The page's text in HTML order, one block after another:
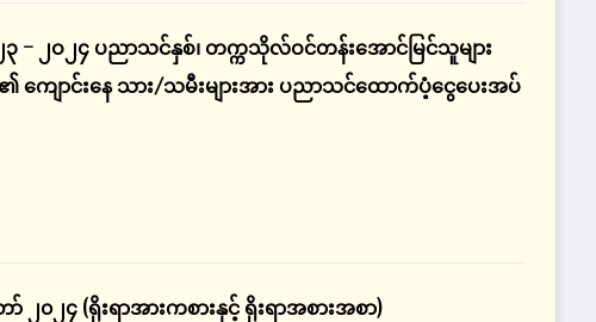
– ၂ဝ၂၄ ပညာသင်နှစ်၊ တက္ကသိုလ်ဝင်တန်းအောင်မြင်သူများ
၏ ကျောင်းနေ သား/သမီးများအား ပညာသင်ထောက်ပံ့ငွေပေးအပ်
၀၂၄ (ရိုးရာအားကစားနှင့် ရိုးရာအစားအစာ)